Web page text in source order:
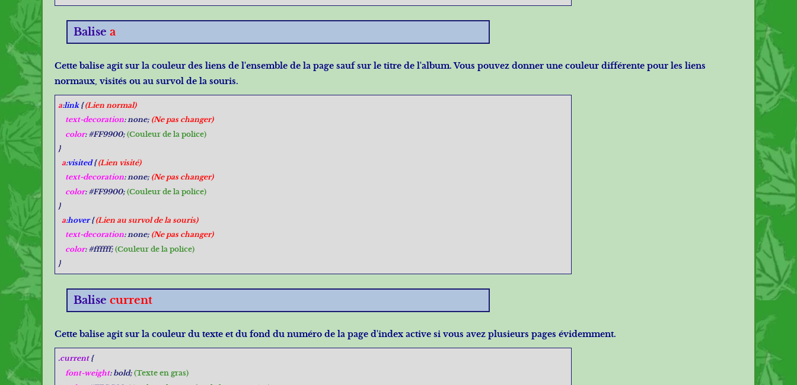
Balise a
Cette balise agit sur la couleur des liens de l'ensemble de la page sauf sur le titre de l'album. Vous pouvez donner une couleur différente pour les liens
normaux, visités ou au survol de la souris.
a:link{(Lien normal)
text-decoration: none; (Ne pas changer)
color: #FF9900; (Couleur de la police)
}
a:visited{(Lien visité)
text-decoration: none; (Ne pas changer)
color: #FF9900; (Couleur de la police)
}
a:hover{(Lien au survol de la souris)
text-decoration: none; (Ne pas changer)
color: #ffffff; (Couleur de la police)
}
Balise current
Cette balise agit sur la couleur du texte et du fond du numéro de la page d'index active si vous avez plusieurs pages évidemment.
.current{
font-weight: bold; (Texte en gras)